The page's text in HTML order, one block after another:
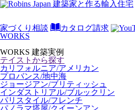
家づくり相談
カタログ請求
WORKS
WORKS 建築実例
テイストから探す
カリフォルニア/アメリカン
プロバンス/地中海
ジョージアン/ブリティッシュ
インダストリアル/ブルックリン
パリスタイル/フレンチ
パノラマ塔屋/クイーンアン